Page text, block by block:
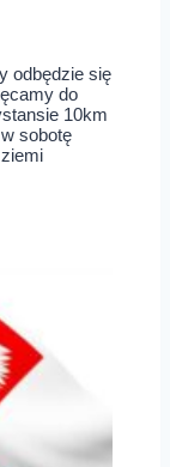
odbędzie się
do
10km
sobotę